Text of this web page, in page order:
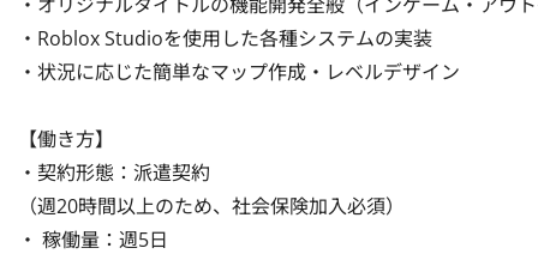
・Roblox Studioを使用した各種システムの実装
・状況に応じた簡単なマップ作成・レベルデザイン
【働き方】
・契約形態：派遣契約
（週20時間以上のため、社会保険加入必須）
・ 稼働量：週5日